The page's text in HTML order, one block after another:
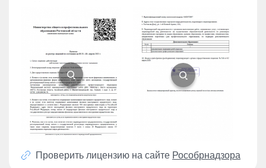
Проверить лицензию на сайте Рособрнадзора